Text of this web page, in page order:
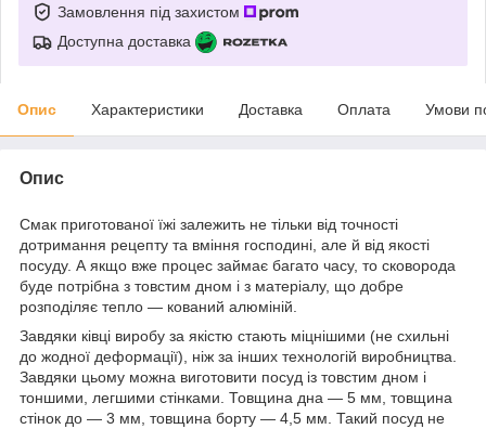
Замовлення під захистом
Доступна доставка
Опис Характеристики Доставка Оплата Умови
Опис
Смак приготованої їжі залежить не тільки від точності
дотримання рецепту та вміння господині, але й від якості
посуду. А якщо вже процес займає багато часу, то сковорода
буде потрібна з товстим дном і з матеріалу, що добре
розподіляє тепло — кований алюміній.
Завдяки ківці виробу за якістю стають міцнішими (не схильні
до жодної деформації), ніж за інших технологій виробництва.
Завдяки цьому можна виготовити посуд із товстим дном і
тоншими, легшими стінками. Товщина дна — 5 мм, товщина
стінок до — 3 мм, товщина борту — 4,5 мм. Такий посуд не